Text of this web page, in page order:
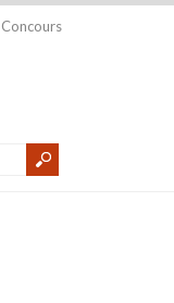
Concours